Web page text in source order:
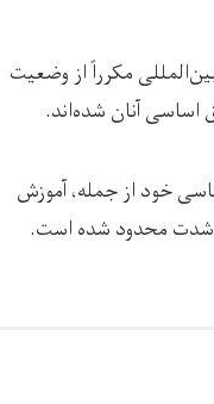
مکرراً از وضعیت
اساسی آنان شده‌اند.
خود از جمله، آموزش
شدت محدود شده است.